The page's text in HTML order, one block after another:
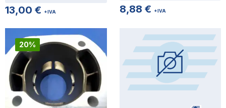
13,00 € +IVA 8,88 € +IVA
20%